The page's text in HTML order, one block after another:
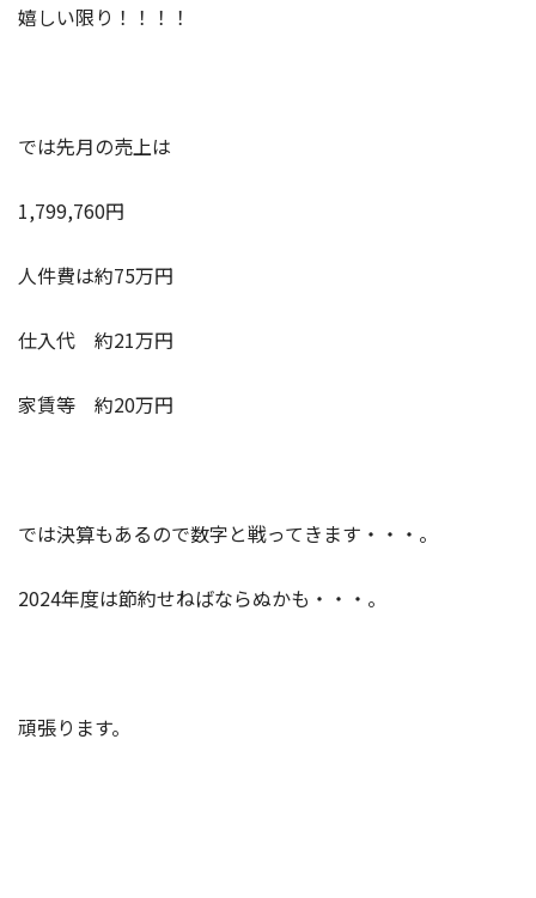
嬉しい限り！！！！
では先月の売上は
1,799,760円
人件費は約75万円
仕入代 約21万円
家賃等 約20万円
では決算もあるので数字と戦ってきます・・・。
2024年度は節約せねばならぬかも・・・。
頑張ります。